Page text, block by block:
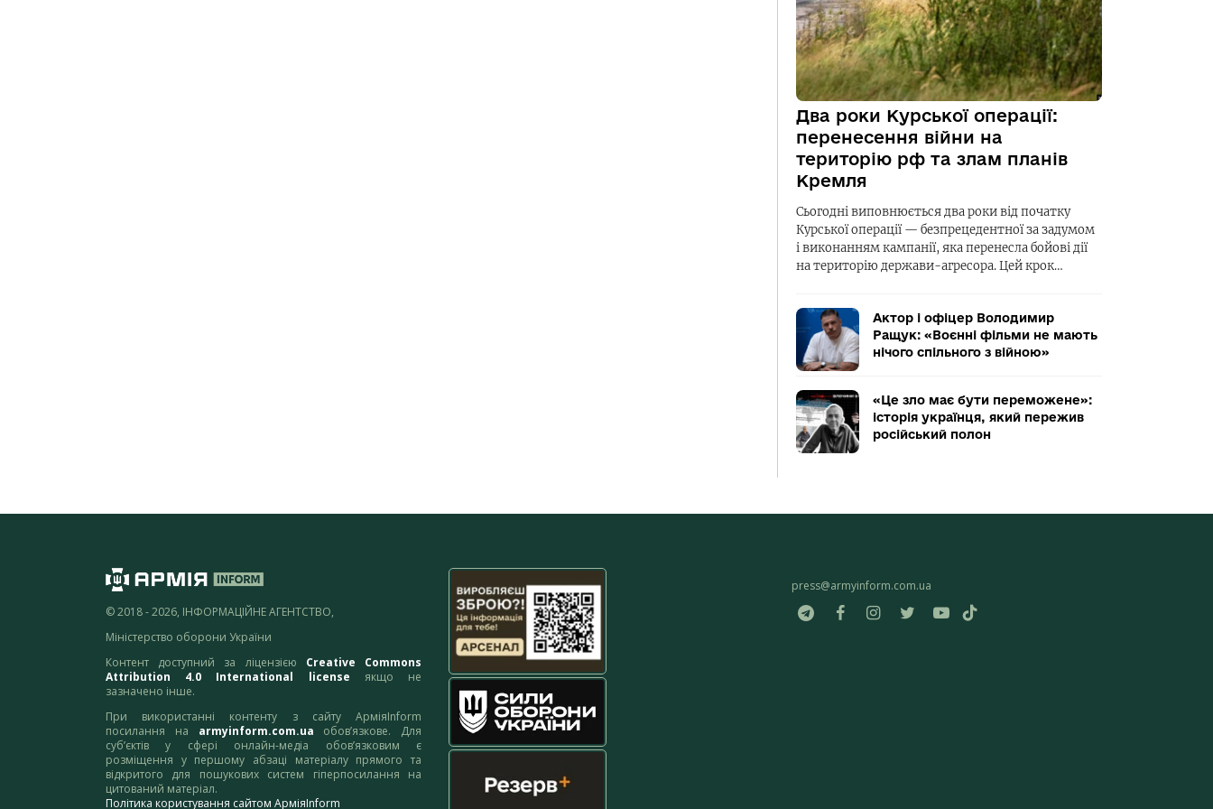
Два роки Курської операції:
перенесення війни на
територію рф та злам планів
Кремля
Сьогодні виповнюється два роки від початку
Курської операції — безпрецедентної за задумом
і виконанням кампанії, яка перенесла бойові дії
на територію держави-агресора. Цей крок…
Актор і офіцер Володимир
Ращук: «Воєнні фільми не мають
нічого спільного з війною»
«Це зло має бути переможене»:
історія українця, який пережив
російський полон
© 2018 - 2026, ІНФОРМАЦІЙНЕ АГЕНТСТВО,
Міністерство оборони України
Контент доступний за ліцензією Creative Commons
Attribution 4.0 International license якщо не
зазначено інше.
При використанні контенту з сайту АрміяInform
посилання на armyinform.com.ua обов’язкове. Для
суб’єктів у сфері онлайн-медіа обов’язковим є
розміщення у першому абзаці матеріалу прямого та
відкритого для пошукових систем гіперпосилання на
цитований матеріал.
Політика користування сайтом АрміяInform
press@armyinform.com.ua